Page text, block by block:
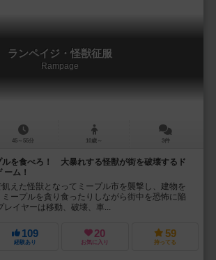
ランペイジ・怪獣征服
Rampage
45～55分 10歳～ 3件
を食べろ！ 大暴れする怪獣が街を破壊するド
ム！
えた怪獣となってミープル市を襲撃し、建物を
ープルを貪り食ったりしながら街中を恐怖に陥
イヤーは移動、破壊、車...
109
経験あり
20
お気に入り
59
持ってる